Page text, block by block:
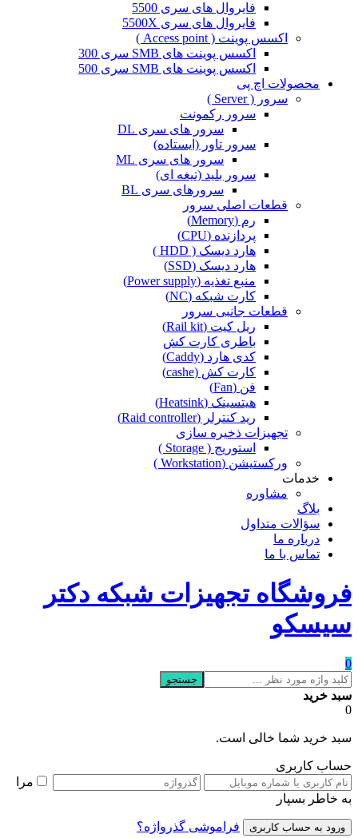
فایروال های سری 5500
فایروال های سری 5500X
اکسس پوینت ( Access point )
اکسس پوینت های SMB سری 300
اکسس پوینت های SMB سری 500
محصولات اچ پی
سرور ( Server )
سرور رکمونت
سرور های سری DL
سرور تاور (ایستاده)
سرور های سری ML
سرور بلید (تیغه ای)
سرورهای سری BL
قطعات اصلی سرور
رم (Memory)
پردازنده (CPU)
هارد دیسک ( HDD )
هارد دیسک (SSD)
منبع تغذیه (Power supply)
کارت شبکه (NC)
قطعات جانبی سرور
ریل کیت (Rail kit)
باطری کارت کش
کدی هارد (Caddy)
کارت کش (cashe)
فن (Fan)
هیتسینک (Heatsink)
رید کنترلر (Raid controller)
تجهیزات ذخیره سازی
استوریج ( Storage )
ورکستیشن (Workstation )
خدمات
مشاوره
بلاگ
سؤالات متداول
درباره ما
تماس با ما
فروشگاه تجهیزات شبکه دکتر
سیسکو
0
جستجو
سبد خرید
0
سبد خرید شما خالی است.
حساب کاربری
مرا
به خاطر بسپار
فراموشی گذرواژه؟